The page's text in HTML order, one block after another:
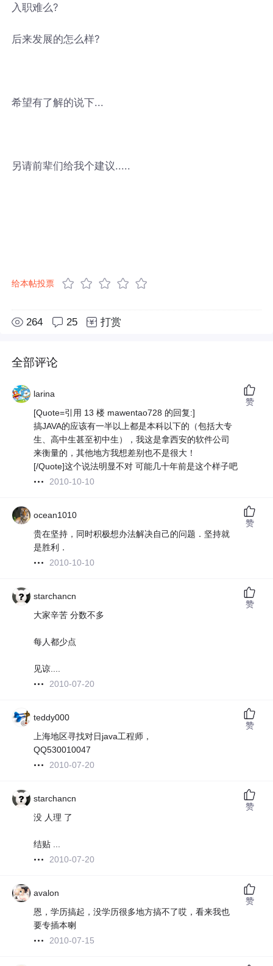
入职难么?
后来发展的怎么样?
希望有了解的说下...
另请前辈们给我个建议.....
给本帖投票
264 25 打赏
全部评论
larina
[Quote=引用 13 楼 mawentao728 的回复:]
搞JAVA的应该有一半以上都是本科以下的（包括大专
生、高中生甚至初中生），我这是拿西安的软件公司
来衡量的，其他地方我想差别也不是很大！
[/Quote]这个说法明显不对 可能几十年前是这个样子吧
2010-10-10
赞
ocean1010
贵在坚持，同时积极想办法解决自己的问题．坚持就
是胜利．
2010-10-10
赞
starchancn
大家辛苦 分数不多
每人都少点
见谅....
2010-07-20
赞
teddy000
上海地区寻找对日java工程师，
QQ530010047
2010-07-20
赞
starchancn
没 人理 了
结贴 ...
2010-07-20
赞
avalon
恩，学历搞起，没学历很多地方搞不了哎，看来我也
要专插本喇
2010-07-15
赞